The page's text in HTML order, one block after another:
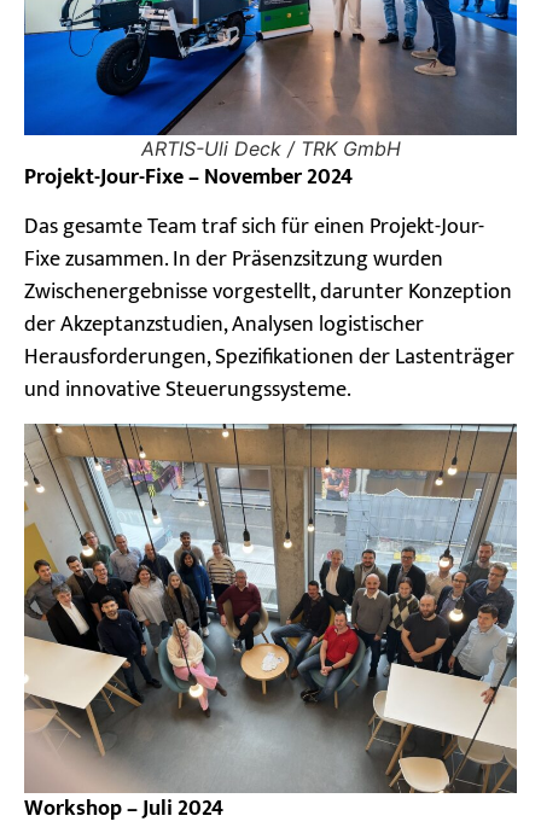
ARTIS-Uli Deck / TRK GmbH
Projekt-Jour-Fixe – November 2024
Das gesamte Team traf sich für einen Projekt-Jour-
Fixe zusammen. In der Präsenzsitzung wurden
Zwischenergebnisse vorgestellt, darunter Konzeption
der Akzeptanzstudien, Analysen logistischer
Herausforderungen, Spezifikationen der Lastenträger
und innovative Steuerungssysteme.
Workshop – Juli 2024